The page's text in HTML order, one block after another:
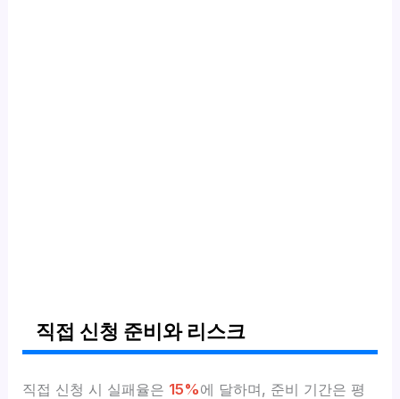
직접 신청 준비와 리스크
직접 신청 시 실패율은 15%에 달하며, 준비 기간은 평